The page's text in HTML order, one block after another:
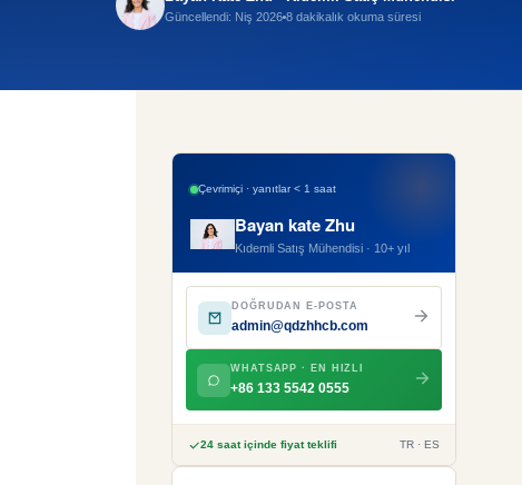
Güncellendi: Niş 2026 8 dakikalık okuma süresi
Çevrimiçi · yanıtlar < 1 saat
Bayan kate Zhu
Kıdemli Satış Mühendisi · 10+ yıl
DOĞRUDAN E-POSTA
admin@qdzhhcb.com
WHATSAPP · EN HIZLI
+86 133 5542 0555
24 saat içinde fiyat teklifi TR · ES